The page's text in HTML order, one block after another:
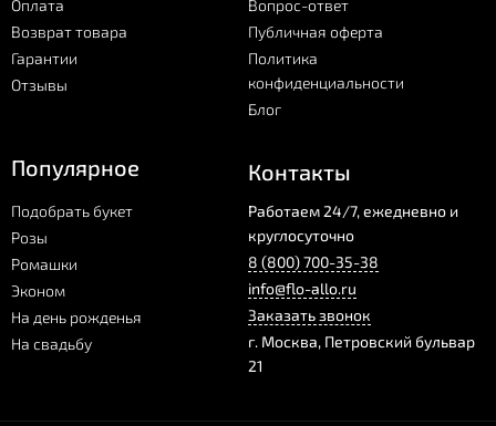
Оплата
Возврат товара
Гарантии
Отзывы
Вопрос-ответ
Публичная оферта
Политика
конфиденциальности
Блог
Популярное
Подобрать букет
Розы
Ромашки
Эконом
На день рожденья
На свадьбу
Контакты
Работаем 24/7, ежедневно и
круглосуточно
8 (800) 700-35-38
info@flo-allo.ru
Заказать звонок
г. Москва, Петровский бульвар
21